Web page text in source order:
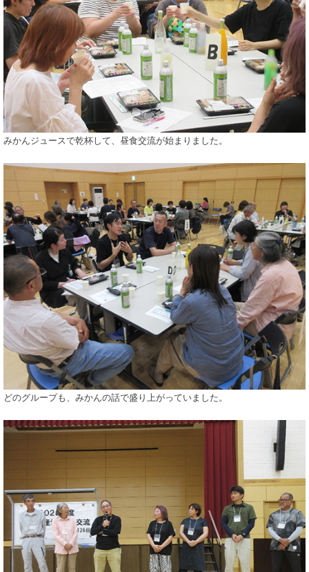
みかんジュースで乾杯して、昼食交流が始まりました。
どのグループも、みかんの話で盛り上がっていました。